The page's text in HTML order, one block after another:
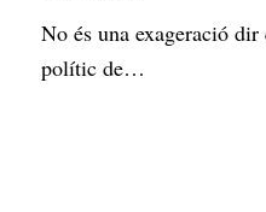
No és una exageració
polític de…